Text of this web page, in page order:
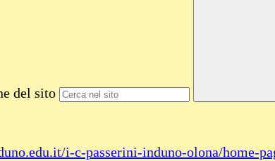
del sito
i-c-passerini-induno-olona/home-